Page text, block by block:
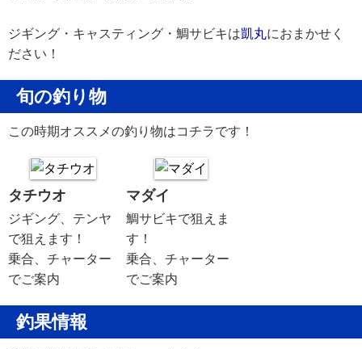
ジギング・キャスティング・鯛サビキは凱丸におまかせく
ださい！
旬の釣り物
この時期オススメの釣り物はコチラです！
タチウオ
ジギング、テンヤ
で狙えます！
乗合、チャーター
でご案内
マダイ
鯛サビキで狙えま
す！
乗合、チャーター
でご案内
釣果情報